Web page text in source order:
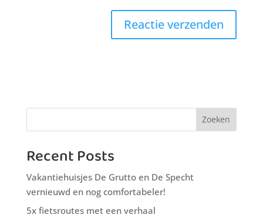
Zoeken
Recent Posts
Vakantiehuisjes De Grutto en De Specht
vernieuwd en nog comfortabeler!
5x fietsroutes met een verhaal